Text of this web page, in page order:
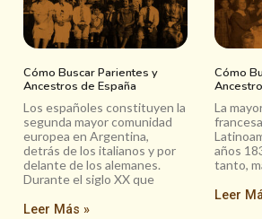
Cómo Buscar Parientes y
Ancestros de España
Los españoles constituyen la
segunda mayor comunidad
europea en Argentina,
detrás de los italianos y por
delante de los alemanes.
Durante el siglo XX que
Leer Más »
Cómo
La
años
tanto,
Leer